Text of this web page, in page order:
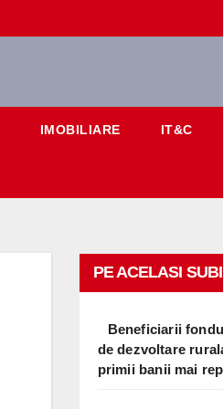
IMOBILIARE IT&C
PE ACELASI
Beneficiarii
de dezvoltare
primii banii mai